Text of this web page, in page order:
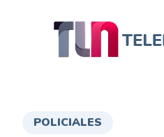
POLICIALES